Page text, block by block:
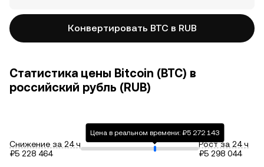
Конвертировать BTC в RUB
Статистика цены Bitcoin (BTC) в
российский рубль (RUB)
Снижение за 24 ч
₽5 228 464
Цена в реальном времени: ₽5 272 143
Рост за 24 ч
₽5 298 044